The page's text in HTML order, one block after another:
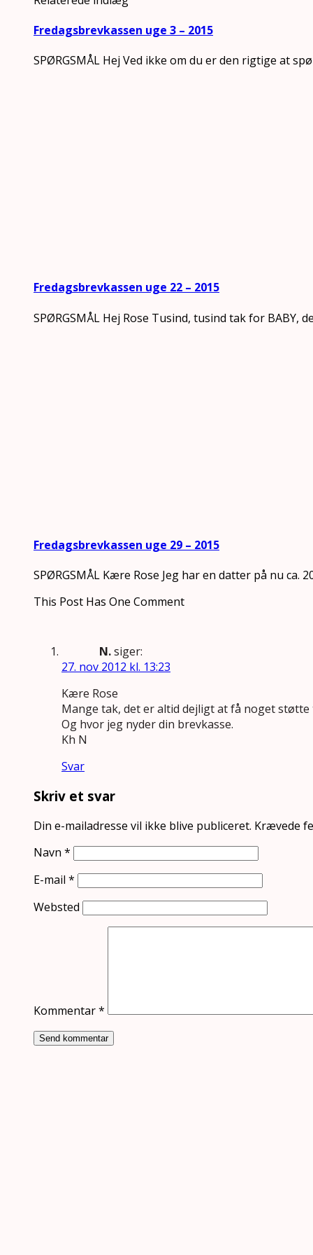
Fredagsbrevkassen uge 3 – 2015
SPØRGSMÅL Hej Ved ikke om du er den rigtige at
Fredagsbrevkassen uge 22 – 2015
SPØRGSMÅL Hej Rose Tusind, tusind tak for
Fredagsbrevkassen uge 29 – 2015
SPØRGSMÅL Kære Rose Jeg har en datter på nu ca.
This Post Has One Comment
N.siger:
27. nov 2012 kl. 13:23
Kære Rose
Mange tak, det er altid dejligt at få noget
Og hvor jeg nyder din brevkasse.
Kh N
Svar
Skriv et svar
Din e-mailadresse vil ikke blive publiceret. Krævede
Navn *
E-mail *
Websted
Kommentar*